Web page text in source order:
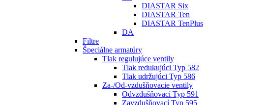
DIASTAR Six
DIASTAR Ten
DIASTAR TenPlus
DA
Filtre
Špeciálne armatúry
Tlak regulujúce ventily
Tlak redukujúci Typ 582
Tlak udržujúci Typ 586
Za-/Od-vzdušňovacie ventily
Odvzdušňovací Typ 591
Zavzdušňovací Typ 595